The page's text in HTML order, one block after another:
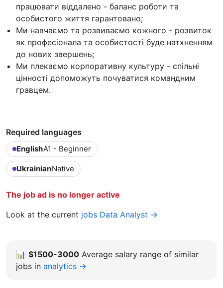
працювати віддалено - баланс роботи та
особистого життя гарантовано;
Ми навчаємо та розвиваємо кожного - розвиток
як професіонала та особистості буде натхненням
до нових звершень;
Ми плекаємо корпоративну культуру - спільні
цінності допоможуть почуватися командним
гравцем.
Required languages
EnglishA1 - Beginner
UkrainianNative
The job ad is no longer active
Look at the current jobs Data Analyst →
📊 $1500-3000 Average salary range of similar
jobs in analytics →